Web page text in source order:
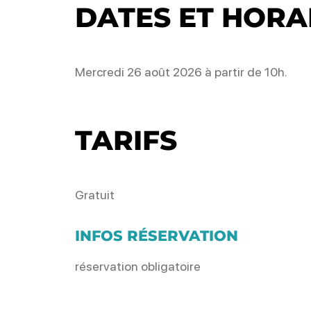
DATES ET
Mercredi 26 août 2026 à partir de 10h.
TARIFS
Gratuit
INFOS RÉSERVATION
réservation obligatoire